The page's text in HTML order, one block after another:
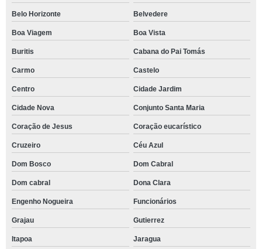
Belo Horizonte Belvedere
Boa Viagem Boa Vista
Buritis Cabana do Pai Tomás
Carmo Castelo
Centro Cidade Jardim
Cidade Nova Conjunto Santa Maria
Coração de Jesus Coração eucarístico
Cruzeiro Céu Azul
Dom Bosco Dom Cabral
Dom cabral Dona Clara
Engenho Nogueira Funcionários
Grajau Gutierrez
Itapoa Jaragua